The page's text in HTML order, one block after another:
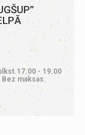
- 19.00
maksas.